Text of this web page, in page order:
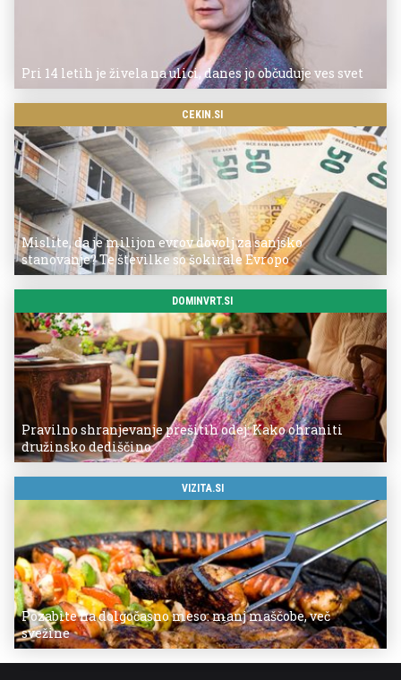
Pri 14 letih je živela na ulici, danes jo občuduje ves svet
CEKIN.SI
Mislite, da je milijon evrov dovolj za sanjsko
stanovanje? Te številke so šokirale Evropo
DOMINVRT.SI
Pravilno shranjevanje prešitih odej: Kako ohraniti
družinsko dediščino
VIZITA.SI
Pozabite na dolgočasno meso: manj maščobe, več
svežine